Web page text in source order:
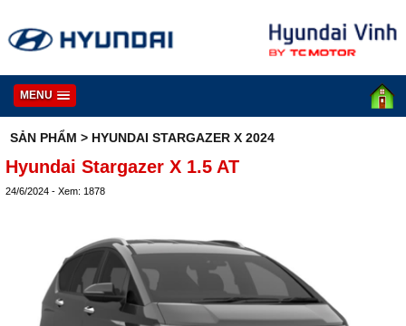
MENU
SẢN PHẨM > HYUNDAI STARGAZER X 2024
Hyundai Stargazer X 1.5 AT
24/6/2024 - Xem: 1878